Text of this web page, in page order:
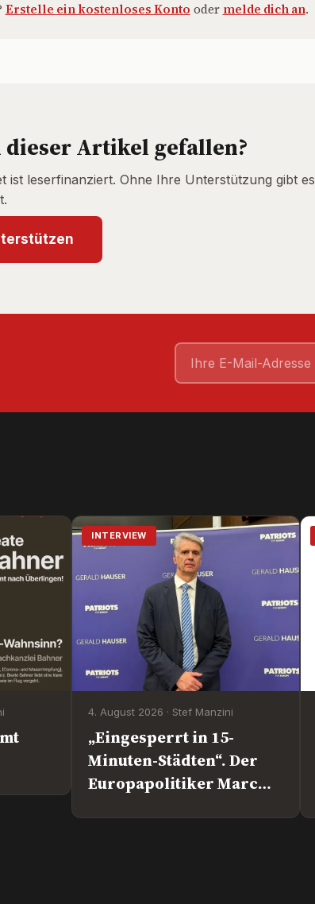
Erstelle ein kostenloses Konto oder melde dich an.
dieser Artikel gefallen?
ist leserfinanziert. Ohne Ihre Unterstützung gibt es
INTERVIEW
4. August 2026 · Stef Manzini
„Eingesperrt in 15-
Minuten-Städten“. Der
Europapolitiker Marc